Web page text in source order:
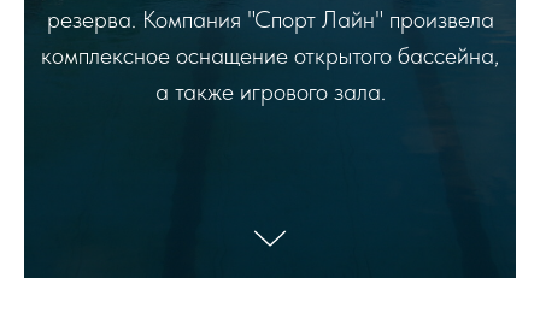
резерва. Компания "Спорт Лайн" произвела
комплексное оснащение открытого бассейна,
а также игрового зала.